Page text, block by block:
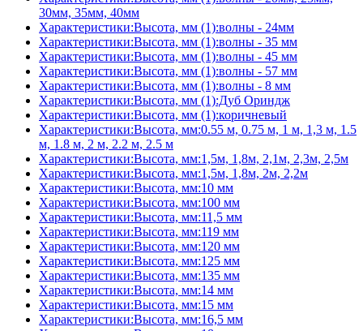
30мм, 35мм, 40мм
Характеристики:Высота, мм (1):волны - 24мм
Характеристики:Высота, мм (1):волны - 35 мм
Характеристики:Высота, мм (1):волны - 45 мм
Характеристики:Высота, мм (1):волны - 57 мм
Характеристики:Высота, мм (1):волны - 8 мм
Характеристики:Высота, мм (1):Дуб Ориндж
Характеристики:Высота, мм (1):коричневый
Характеристики:Высота, мм:0.55 м, 0.75 м, 1 м, 1,3 м, 1.5
м, 1.8 м, 2 м, 2.2 м, 2.5 м
Характеристики:Высота, мм:1,5м, 1,8м, 2,1м, 2,3м, 2,5м
Характеристики:Высота, мм:1,5м, 1,8м, 2м, 2,2м
Характеристики:Высота, мм:10 мм
Характеристики:Высота, мм:100 мм
Характеристики:Высота, мм:11,5 мм
Характеристики:Высота, мм:119 мм
Характеристики:Высота, мм:120 мм
Характеристики:Высота, мм:125 мм
Характеристики:Высота, мм:135 мм
Характеристики:Высота, мм:14 мм
Характеристики:Высота, мм:15 мм
Характеристики:Высота, мм:16,5 мм